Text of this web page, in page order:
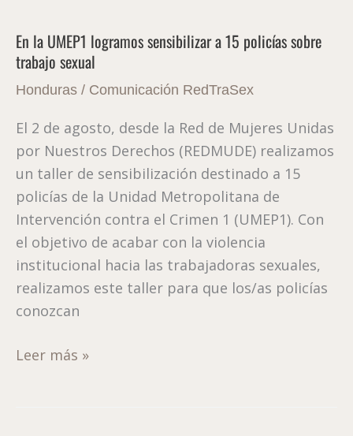
En la UMEP1 logramos sensibilizar a 15 policías sobre
trabajo sexual
Honduras / Comunicación RedTraSex
El 2 de agosto, desde la Red de Mujeres Unidas
por Nuestros Derechos (REDMUDE) realizamos
un taller de sensibilización destinado a 15
policías de la Unidad Metropolitana de
Intervención contra el Crimen 1 (UMEP1). Con
el objetivo de acabar con la violencia
institucional hacia las trabajadoras sexuales,
realizamos este taller para que los/as policías
conozcan
UMEP1
logramos
sensibilizar
15
policías
sobre
trabajo
sexual
Leer más »